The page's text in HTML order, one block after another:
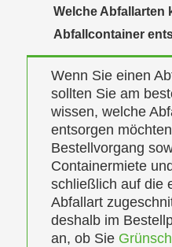
Welche Abfallarten
Abfallcontainer
Wenn Sie einen
sollten Sie am
wissen, welche
entsorgen
Bestellvorgang
Containermiete
schließlich auf die
Abfallart
deshalb im
an, ob Sie